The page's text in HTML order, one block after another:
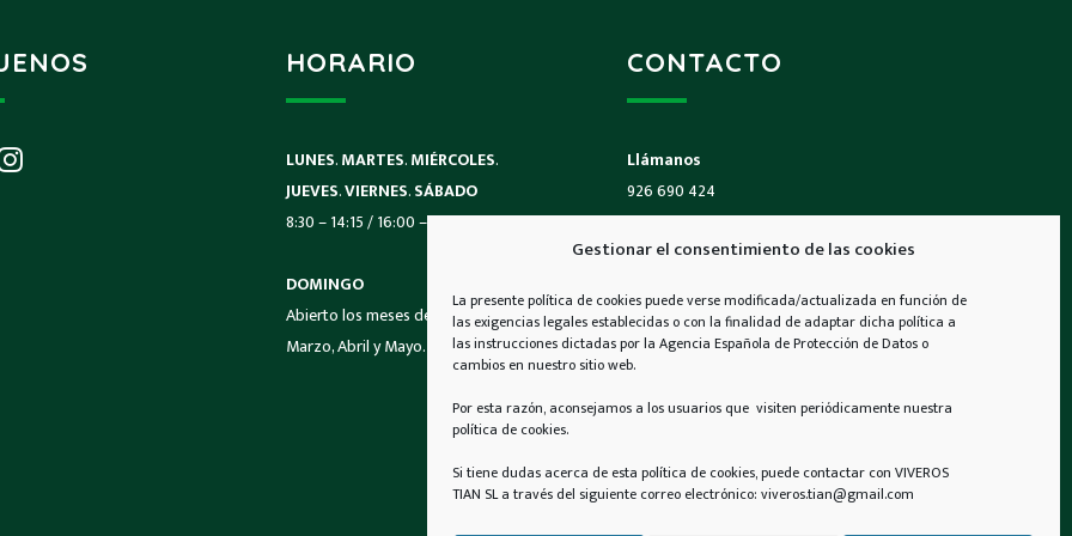
Gestionar el consentimiento de las cookies
La presente política de cookies puede verse modificada/actualizada en función de
las exigencias legales establecidas o con la finalidad de adaptar dicha política a
las instrucciones dictadas por la Agencia Española de Protección de Datos o
cambios en nuestro sitio web.
Por esta razón, aconsejamos a los usuarios que visiten periódicamente nuestra
política de cookies.
Si tiene dudas acerca de esta política de cookies, puede contactar con VIVEROS
TIAN SL a través del siguiente correo electrónico: viveros.tian@gmail.com
HORARIO
LUNES.MARTES.MIÉRCOLES.
JUEVES.VIERNES.SÁBADO
8:30 – 14:15 / 16:00 – 19:45
DOMINGO
Abierto los meses de
Marzo, Abril y Mayo.
CONTACTO
Llámanos
926 690 424
Email
Encuéntranos
N-430, Km 315.500,
13150 Carrión de Calatrava,